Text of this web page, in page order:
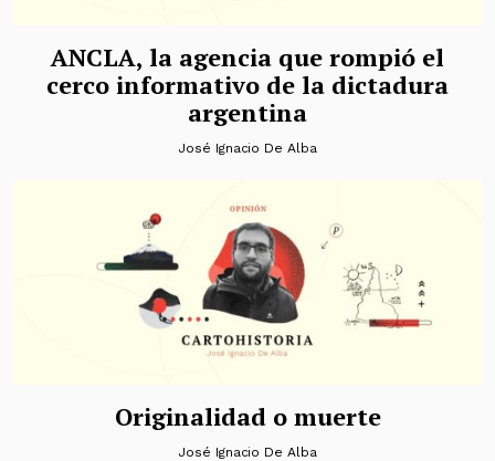
ANCLA, la agencia que rompió el
cerco informativo de la dictadura
argentina
José Ignacio De Alba
Originalidad o muerte
José Ignacio De Alba